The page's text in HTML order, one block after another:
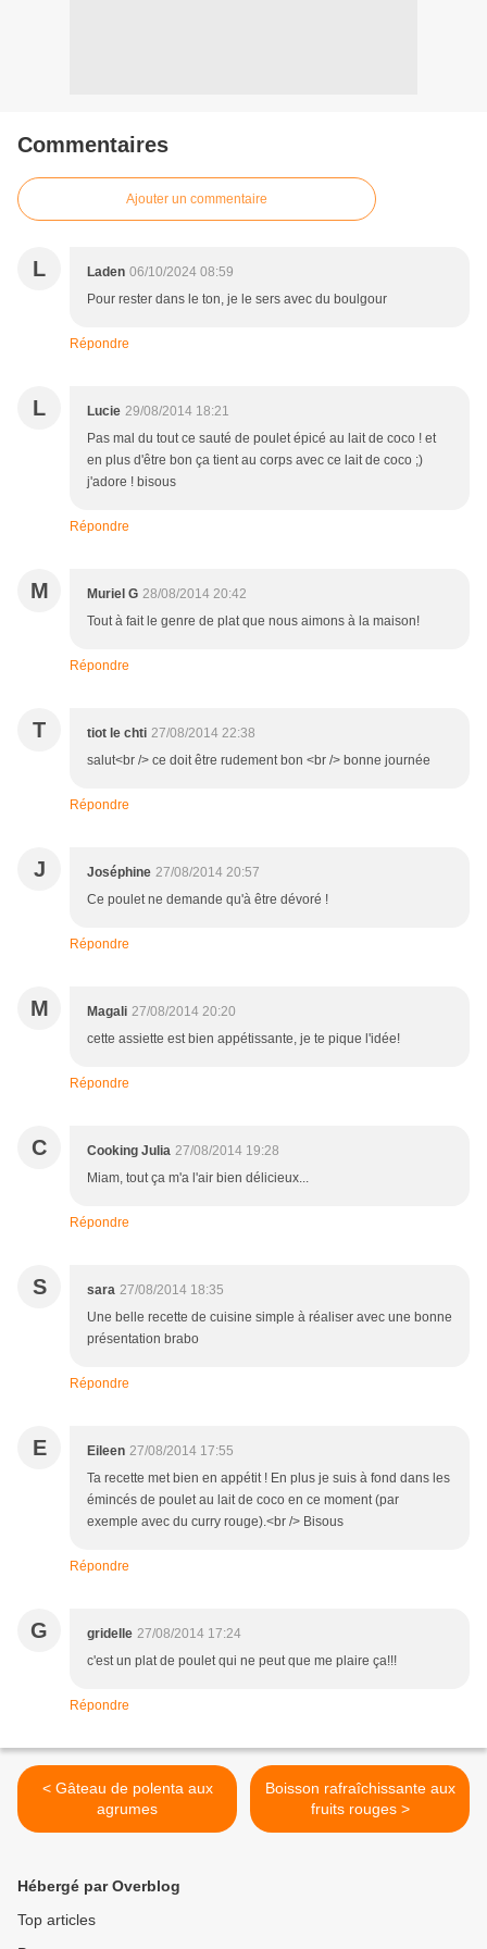
Commentaires
Ajouter un commentaire
L Laden 06/10/2024 08:59
Pour rester dans le ton, je le sers avec du boulgour
Répondre
L Lucie 29/08/2014 18:21
Pas mal du tout ce sauté de poulet épicé au lait de coco ! et
en plus d'être bon ça tient au corps avec ce lait de coco ;)
j'adore ! bisous
Répondre
M Muriel G 28/08/2014 20:42
Tout à fait le genre de plat que nous aimons à la maison!
Répondre
T tiot le chti 27/08/2014 22:38
salut<br /> ce doit être rudement bon <br /> bonne journée
Répondre
J Joséphine 27/08/2014 20:57
Ce poulet ne demande qu'à être dévoré !
Répondre
M Magali 27/08/2014 20:20
cette assiette est bien appétissante, je te pique l'idée!
Répondre
C Cooking Julia 27/08/2014 19:28
Miam, tout ça m'a l'air bien délicieux...
Répondre
S sara 27/08/2014 18:35
Une belle recette de cuisine simple à réaliser avec une bonne
présentation brabo
Répondre
E Eileen 27/08/2014 17:55
Ta recette met bien en appétit ! En plus je suis à fond dans les
émincés de poulet au lait de coco en ce moment (par
exemple avec du curry rouge).<br /> Bisous
Répondre
G gridelle 27/08/2014 17:24
c'est un plat de poulet qui ne peut que me plaire ça!!!
Répondre
< Gâteau de polenta aux
agrumes
Boisson rafraîchissante aux
fruits rouges >
Hébergé par Overblog
Top articles